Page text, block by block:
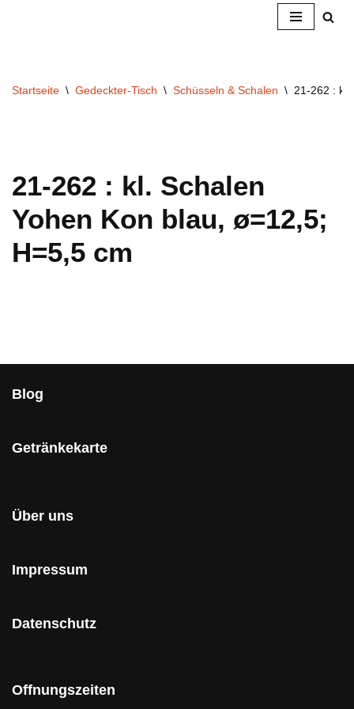
Startseite \ Gedeckter-Tisch \ Schüsseln & Schalen \ 21-262 : kl.
21-262 : kl. Schalen
Yohen Kon blau, ø=12,5;
H=5,5 cm
Blog
Getränkekarte
Über uns
Impressum
Datenschutz
Offnungszeiten